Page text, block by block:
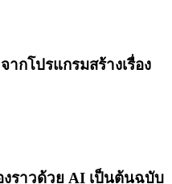
ากโปรแกรมสร้างเรื่อง
งราวด้วย AI เป็นต้นฉบับ